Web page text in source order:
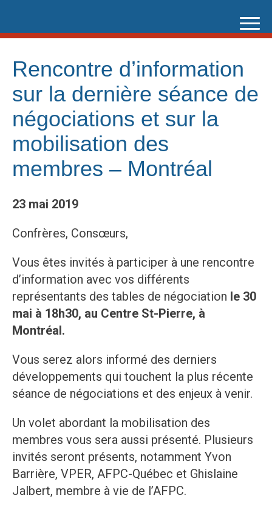
content
Rencontre d’information
sur la dernière séance de
négociations et sur la
mobilisation des
membres – Montréal
23 mai 2019
Confrères, Consœurs,
Vous êtes invités à participer à une rencontre
d’information avec vos différents
représentants des tables de négociation le 30
mai à 18h30, au Centre St-Pierre, à
Montréal.
Vous serez alors informé des derniers
développements qui touchent la plus récente
séance de négociations et des enjeux à venir.
Un volet abordant la mobilisation des
membres vous sera aussi présenté. Plusieurs
invités seront présents, notamment Yvon
Barrière, VPER, AFPC-Québec et Ghislaine
Jalbert, membre à vie de l’AFPC.